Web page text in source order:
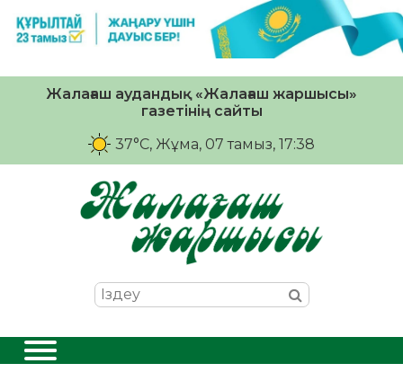
Жалағаш аудандық «Жалағаш жаршысы»
газетінің сайты
37°C, Жұма, 07 тамыз, 17:38